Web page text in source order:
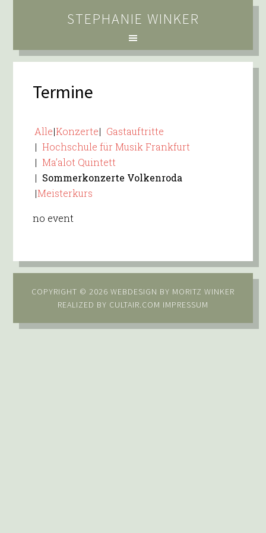
STEPHANIE WINKER
Termine
Alle Konzerte
Gastauftritte
Hochschule für Musik Frankfurt
Ma’alot Quintett
Sommerkonzerte Volkenroda
Meisterkurs
no event
COPYRIGHT © 2026 WEBDESIGN BY MORITZ WINKER
REALIZED BY CULTAIR.COM IMPRESSUM